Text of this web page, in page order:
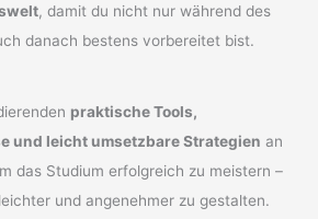
, damit du nicht nur während des
danach bestens vorbereitet bist.
praktische Tools,
und leicht umsetzbare Strategien an
das Studium erfolgreich zu meistern –
und angenehmer zu gestalten.